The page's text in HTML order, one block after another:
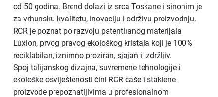
od 50 godina. Brend dolazi iz srca Toskane i sinonim je
za vrhunsku kvalitetu, inovaciju i održivu proizvodnju.
RCR je poznat po razvoju patentiranog materijala
Luxion, prvog pravog ekološkog kristala koji je 100%
reciklabilan, iznimno proziran, sjajan i izdržljiv.
Spoj talijanskog dizajna, suvremene tehnologije i
ekološke osviještenosti čini RCR čaše i staklene
proizvode prepoznatljivima u profesionalnom